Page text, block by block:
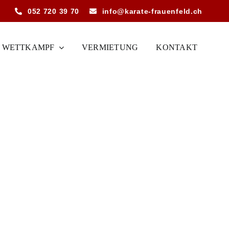
052 720 39 70 info@karate-frauenfeld.ch
WETTKAMPF VERMIETUNG KONTAKT